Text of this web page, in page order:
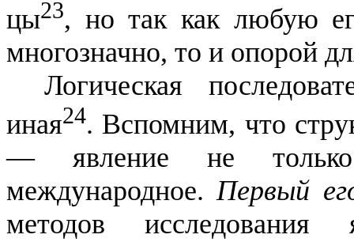
цы23, но так как любую
много­значно, то и опорой
Логическая
иная24. Вспомним, что
— явление не
международное. Первый
методов